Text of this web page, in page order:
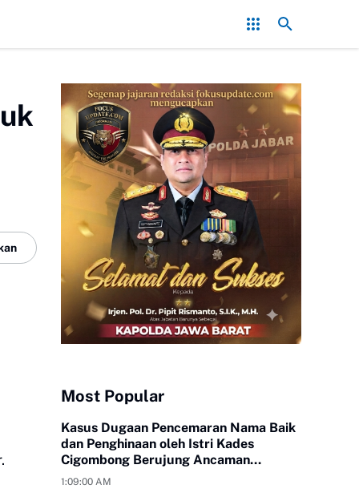
Saat PT.PMC Halalkan Segala Cara Injak-Injak Petani Bogor di
Most Popular
Kasus Dugaan Pencemaran Nama Baik
dan Penghinaan oleh Istri Kades
Cigombong Berujung Ancaman
Laporan Polisi
1:09:00 AM